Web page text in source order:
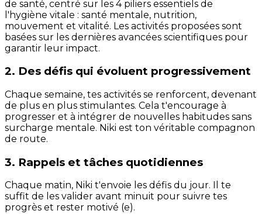
de santé, centré sur les 4 piliers essentiels de
l'hygiène vitale : santé mentale, nutrition,
mouvement et vitalité. Les activités proposées sont
basées sur les dernières avancées scientifiques pour
garantir leur impact.
2. Des défis qui évoluent progressivement
Chaque semaine, tes activités se renforcent, devenant
de plus en plus stimulantes. Cela t'encourage à
progresser et à intégrer de nouvelles habitudes sans
surcharge mentale. Niki est ton véritable compagnon
de route.
3. Rappels et tâches quotidiennes
Chaque matin, Niki t'envoie les défis du jour. Il te
suffit de les valider avant minuit pour suivre tes
progrès et rester motivé (e).